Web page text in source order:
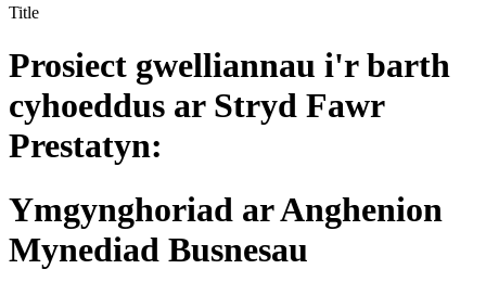
Title
Prosiect gwelliannau i'r barth
cyhoeddus ar Stryd Fawr
Prestatyn:
Ymgynghoriad ar Anghenion
Mynediad Busnesau